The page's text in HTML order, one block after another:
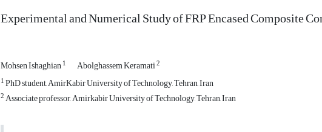
Experimental and Numerical Study of FRP Encased Composite
Mohsen Ishaghian1 Abolghassem Keramati2
1PhD student, AmirKabir University of Technology, Tehran, Iran
2Associate professor, Amirkabir University of Technology, Tehran, Iran